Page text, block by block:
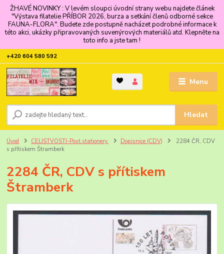
ŽHAVÉ NOVINKY : V levém sloupci úvodní strany webu najdete článek
"Výstava filatelie PŘÍBOR 2026, burza a setkání členů odborné sekce
FAUNA-FLORA". Budete zde postupně nacházet podrobné informace k
této akci, ukázky připravovaných suvenýrových materiálů atd. Klepněte na
toto info a jste tam !
Menu
Hledat
+420 604 580 592
Úvod CELISTVOSTI-Post.stationery. Dopisnice (CDV)
2284 ČR, CDV
s přítiskem Štramberk
2284 ČR, CDV s přítiskem
Štramberk